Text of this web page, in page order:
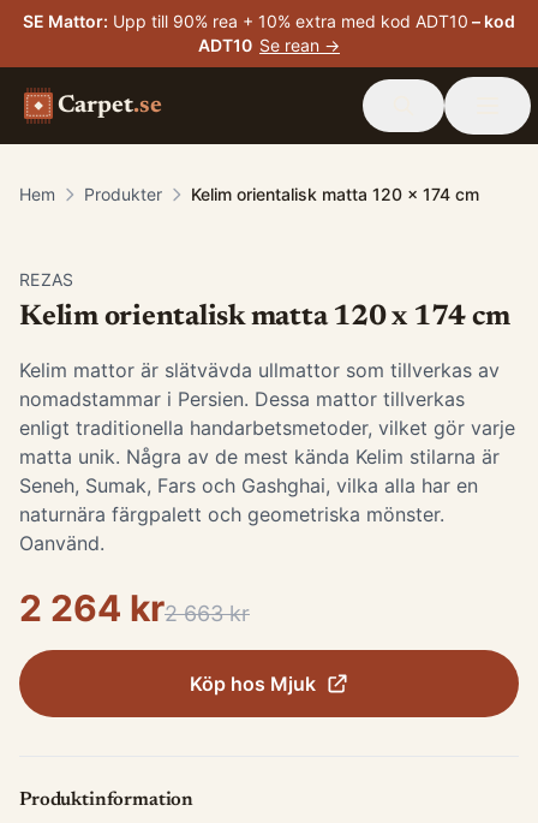
SE Mattor: Upp till 90% rea + 10% extra med kod ADT10 – kod
ADT10 Se rean →
Carpet.se
Hem Produkter Kelim orientalisk matta 120 x 174 cm
REZAS
Kelim orientalisk matta 120 x 174 cm
Kelim mattor är slätvävda ullmattor som tillverkas av
nomadstammar i Persien. Dessa mattor tillverkas
enligt traditionella handarbetsmetoder, vilket gör varje
matta unik. Några av de mest kända Kelim stilarna är
Seneh, Sumak, Fars och Gashghai, vilka alla har en
naturnära färgpalett och geometriska mönster.
Oanvänd.
2 264 kr2 663 kr
Köp hos Mjuk
Produktinformation